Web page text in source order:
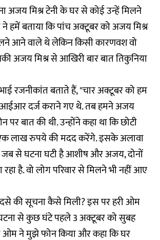
अजय मिश्र टेनी के घर से कोई उन्हें मिलने
हमें बताया कि पांच अक्टूबर को अजय मिश्र
आने वाले थे लेकिन किसी कारणवश वो
अजय मिश्र से आखिरी बार बात तिकुनिया
रजनीकांत बताते हैं, "चार अक्टूबर को हम
दर्ज कराने गए थे. तब हमने अजय
पर बात की थी. उन्होंने कहा था कि छोटी
लाख रुपये की मदद करेंगे. इसके अलावा
जब से घटना घटी है आशीष और अजय, दोनों
रहा है. वो लोग परिवार से मिलने भी नहीं आए
की सूचना कैसे मिली? इस पर हरी ओम
से कुछ घंटे पहले 3 अक्टूबर को सुबह
ओम ने मुझे फोन किया और कहा कि घर